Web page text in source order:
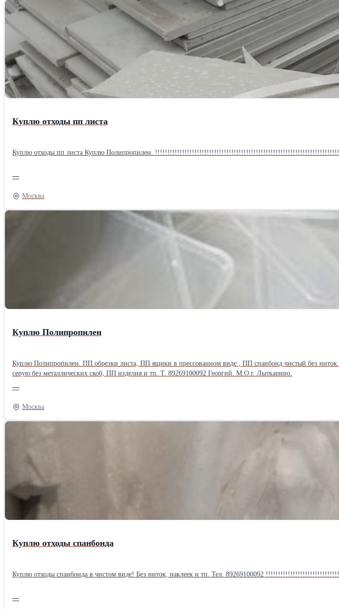
Куплю отходы пп листа
Куплю отходы пп листа Куплю Полипропилен.
—
Москва
Куплю Полипропилен
Куплю Полипропилен. ПП обрезки листа, ПП ящики в прессованном виде , ПП спанбонд чистый без
серую без металлических скоб, ПП изделия и тп. Т. 89269100092 Георгий. М.О.г. Лыткарино.
—
Москва
Куплю отходы спанбонда
Куплю отходы спанбонда в чистом виде! Без ниток, наклеек и тп. Тел. 89269100092
—